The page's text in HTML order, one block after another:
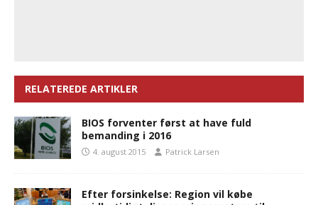
RELATEREDE ARTIKLER
BIOS forventer først at have fuld
bemanding i 2016
4. august 2015 Patrick Larsen
Efter forsinkelse: Region vil købe